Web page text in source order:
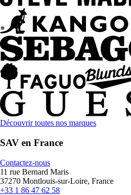
Découvrir toutes nos marques
SAV en France
Contactez-nous
11 rue Bernard Maris
37270 Montlouis-sur-Loire, France
+33 1 86 47 62 58